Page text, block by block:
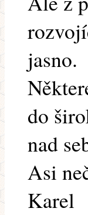
jasno.
do
nad
Asi
Karel